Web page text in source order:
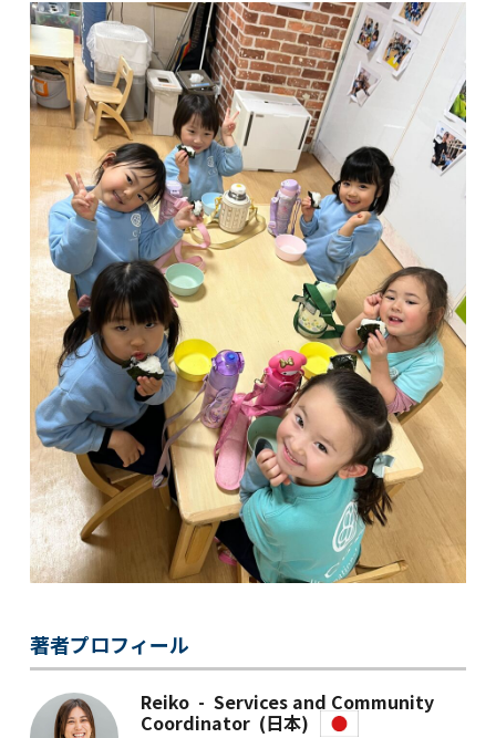
著者プロフィール
Reiko - Services and Community
Coordinator (日本)